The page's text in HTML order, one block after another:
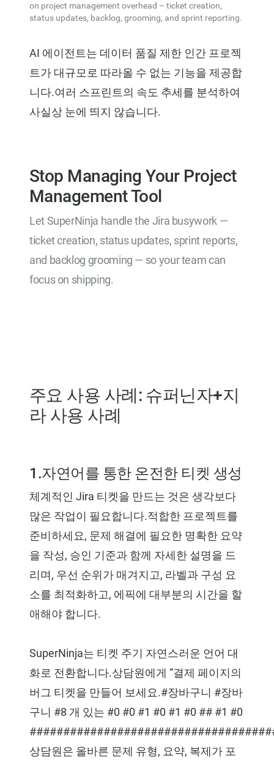
on project management overhead – ticket creation,
status updates, backlog, grooming, and sprint reporting.
AI 에이전트는 데이터 품질 제한 인간 프로젝
트가 대규모로 따라올 수 없는 기능을 제공합
니다.여러 스프린트의 속도 추세를 분석하여
사실상 눈에 띄지 않습니다.
Stop Managing Your Project
Management Tool
Let SuperNinja handle the Jira busywork —
ticket creation, status updates, sprint reports,
and backlog grooming — so your team can
focus on shipping.
주요 사용 사례: 슈퍼닌자+지
라 사용 사례
1.자연어를 통한 온전한 티켓 생성
체계적인 Jira 티켓을 만드는 것은 생각보다
많은 작업이 필요합니다.적합한 프로젝트를
준비하세요, 문제 해결에 필요한 명확한 요약
을 작성, 승인 기준과 함께 자세한 설명을 드
리며, 우선 순위가 매겨지고, 라벨과 구성 요
소를 최적화하고, 에픽에 대부분의 시간을 할
애해야 합니다.
SuperNinja는 티켓 주기 자연스러운 언어 대
화로 전환합니다.상담원에게 “결제 페이지의
버그 티켓을 만들어 보세요.#장바구니 #장바
구니 #8 개 있는 #0 #0 #1 #0 #1 #0 ## #1 #0
상담원은 올바른 문제 유형, 요약, 복제가 포